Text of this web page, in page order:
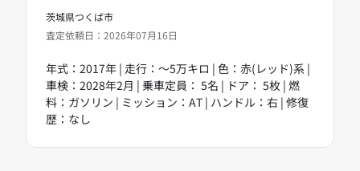
茨城県つくば市
査定依頼日：2026年07月16日
年式：2017年 | 走行：～5万キロ | 色：赤(レッド)系 |
車検：2028年2月 | 乗車定員： 5名 | ドア： 5枚 | 燃
料：ガソリン | ミッション：AT | ハンドル：右 | 修復
歴：なし